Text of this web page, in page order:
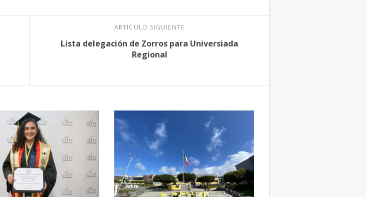
ARTÍCULO SIGUIENTE
Lista delegación de Zorros para Universiada
Regional